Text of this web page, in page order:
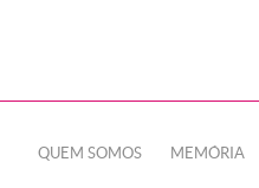
QUEM SOMOS MEMÓRIA